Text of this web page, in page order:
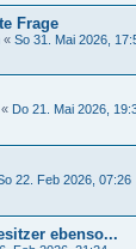
Frage
« So 31. Mai 2026,
« Do 21. Mai 2026,
22. Feb 2026, 07:26
ebenso...